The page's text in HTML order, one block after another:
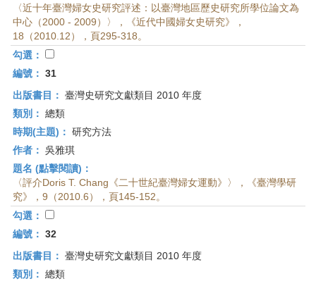
〈近十年臺灣婦女史研究評述：以臺灣地區歷史研究所學位論文為
中心（2000 - 2009）〉，《近代中國婦女史研究》，
18（2010.12），頁295-318。
勾選：
編號： 31
出版書目： 臺灣史研究文獻類目 2010 年度
類別： 總類
時期(主題)： 研究方法
作者： 吳雅琪
題名 (點擊閱讀)：
〈評介Doris T. Chang《二十世紀臺灣婦女運動》〉，《臺灣學研
究》，9（2010.6），頁145-152。
勾選：
編號： 32
出版書目： 臺灣史研究文獻類目 2010 年度
類別： 總類